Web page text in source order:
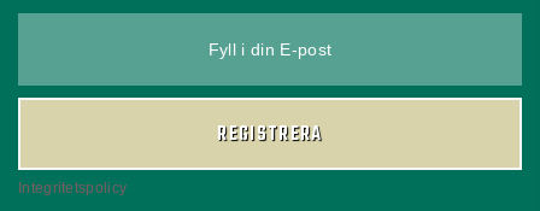
Fyll i din E-post
REGISTRERA
Integritetspolicy